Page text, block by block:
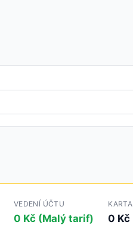
VEDENÍ ÚČTU
0 Kč (Malý tarif)
KARTA
0 Kč